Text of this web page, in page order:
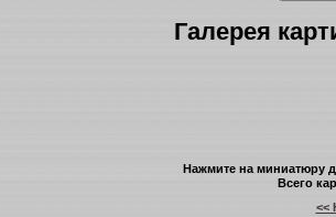
Галерея
Нажмите на миниатюру
Всего
<<